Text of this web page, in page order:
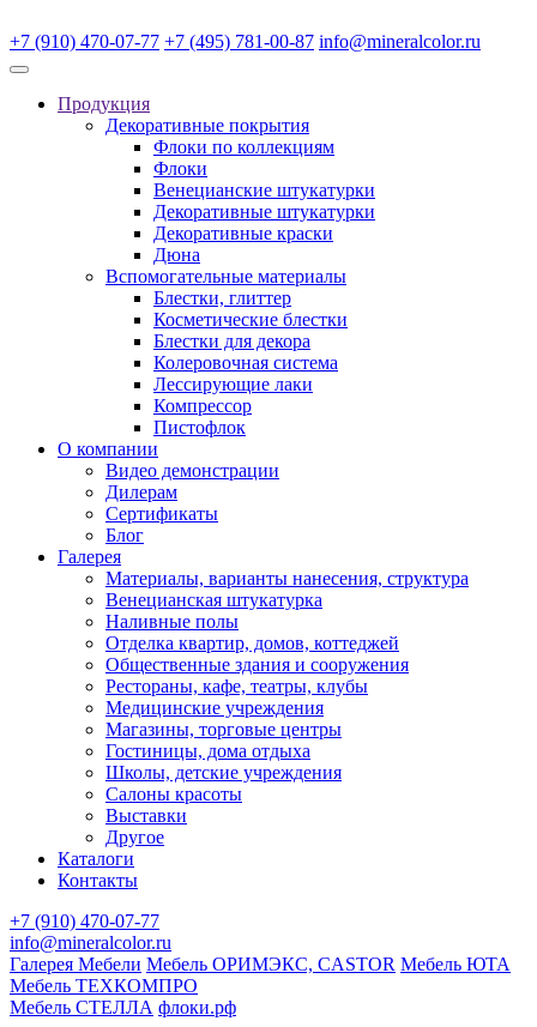
+7 (910) 470-07-77 +7 (495) 781-00-87 info@mineralcolor.ru
Продукция
Декоративные покрытия
Флоки по коллекциям
Флоки
Венецианские штукатурки
Декоративные штукатурки
Декоративные краски
Дюна
Вспомогательные материалы
Блестки, глиттер
Косметические блестки
Блестки для декора
Колеровочная система
Лессирующие лаки
Компрессор
Пистофлок
О компании
Видео демонстрации
Дилерам
Сертификаты
Блог
Галерея
Материалы, варианты нанесения, структура
Венецианская штукатурка
Наливные полы
Отделка квартир, домов, коттеджей
Общественные здания и сооружения
Рестораны, кафе, театры, клубы
Медицинские учреждения
Магазины, торговые центры
Гостиницы, дома отдыха
Школы, детские учреждения
Салоны красоты
Выставки
Другое
Каталоги
Контакты
+7 (910) 470-07-77
info@mineralcolor.ru
Галерея Мебели Мебель ОРИМЭКС, CASTOR Мебель ЮТА
Мебель ТЕХКОМПРО
Мебель СТЕЛЛА флоки.рф